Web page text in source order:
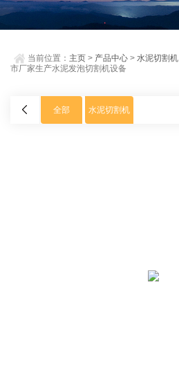
当前位置： 主页 > 产品中心 >水泥切割机
市厂家生产水泥发泡切割机设备
全部 水泥切割机